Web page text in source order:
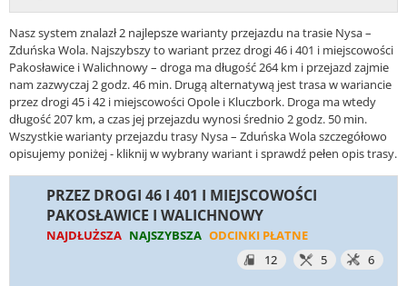
Nasz system znalazł 2 najlepsze warianty przejazdu na trasie Nysa –
Zduńska Wola. Najszybszy to wariant przez drogi 46 i 401 i miejscowości
Pakosławice i Walichnowy – droga ma długość 264 km i przejazd zajmie
nam zazwyczaj 2 godz. 46 min. Drugą alternatywą jest trasa w wariancie
przez drogi 45 i 42 i miejscowości Opole i Kluczbork. Droga ma wtedy
długość 207 km, a czas jej przejazdu wynosi średnio 2 godz. 50 min.
Wszystkie warianty przejazdu trasy Nysa – Zduńska Wola szczegółowo
opisujemy poniżej - kliknij w wybrany wariant i sprawdź pełen opis trasy.
PRZEZ DROGI 46 I 401 I MIEJSCOWOŚCI
PAKOSŁAWICE I WALICHNOWY
NAJDŁUŻSZA NAJSZYBSZA ODCINKI PŁATNE
12
5 6